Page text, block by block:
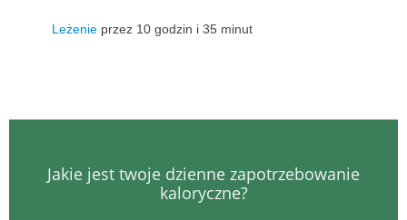
Leżenie przez 10 godzin i 35 minut
Jakie jest twoje dzienne zapotrzebowanie
kaloryczne?